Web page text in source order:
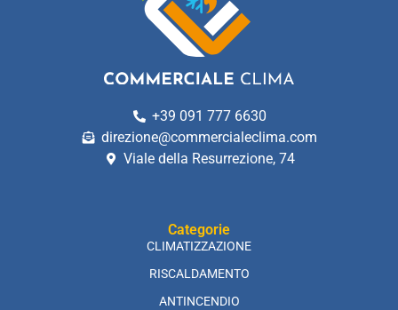
+39 091 777 6630
direzione@commercialeclima.com
Viale della Resurrezione, 74
Categorie
CLIMATIZZAZIONE
RISCALDAMENTO
ANTINCENDIO